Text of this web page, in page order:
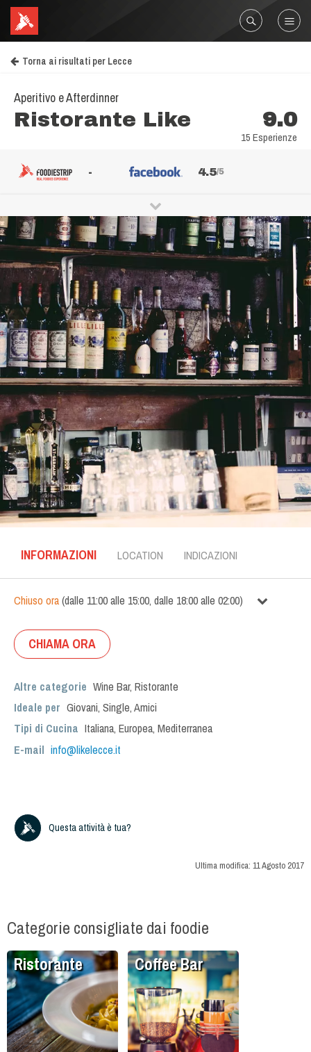
Torna ai risultati per Lecce
Aperitivo e Afterdinner
Ristorante Like 9.0
15 Esperienze
- 4.5/5
INFORMAZIONI LOCATION INDICAZIONI
Chiuso ora(dalle 11:00alle 15:00, dalle 18:00alle 02:00)
CHIAMA ORA
Altre categorie Wine Bar, Ristorante
Ideale per Giovani, Single,Amici
Tipi di Cucina Italiana, Europea, Mediterranea
E-mail info@likelecce.it
Questa attività è tua?
Ultima modifica: 11 Agosto 2017
Categorie consigliate dai foodie
Ristorante Coffee Bar